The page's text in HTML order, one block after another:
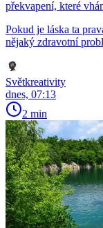
překvapení, které
Pokud je láska ta
nějaký zdravotní
Světkreativity
dnes, 07:13
2 min